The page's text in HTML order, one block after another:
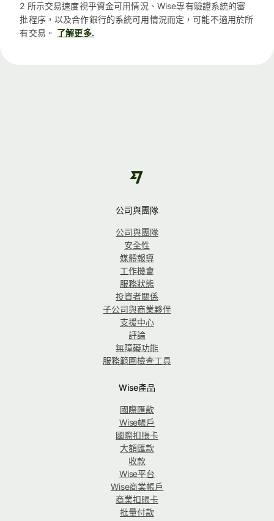
2 所示交易速度視乎資金可用情況、Wise專有驗證系統的審
批程序，以及合作銀行的系統可用情況而定，可能不適用於所
有交易。 了解更多.
公司與團隊
公司與團隊
安全性
媒體報導
工作機會
服務狀態
投資者關係
子公司與商業夥伴
支援中心
評論
無障礙功能
服務範圍檢查工具
Wise產品
國際匯款
Wise帳戶
國際扣賬卡
大額匯款
收款
Wise平台
Wise商業帳戶
商業扣賬卡
批量付款